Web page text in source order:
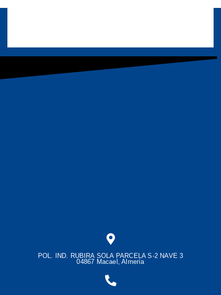
POL. IND. RUBIRA SOLA PARCELA S-2 NAVE 3
04867 Macael, Almería